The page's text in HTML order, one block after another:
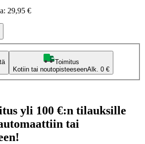
29,95 €
Toimitus
Kotiin tai noutopisteeseenAlk. 0 €
yli 100 €:n tilauksille
tai